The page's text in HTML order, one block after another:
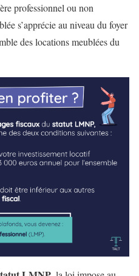
professionnel ou non
s’apprécie au niveau du foyer
des locations meublées du